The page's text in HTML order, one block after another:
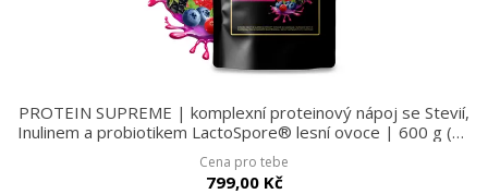
PROTEIN SUPREME | komplexní proteinový nápoj se Stevií,
Inulinem a probiotikem LactoSpore® lesní ovoce | 600 g (20
dávek)
Cena pro tebe
799,00 Kč